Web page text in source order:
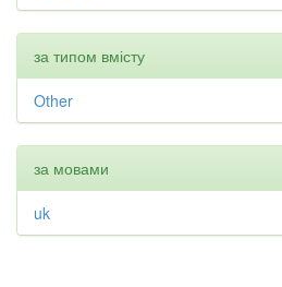
за типом вмісту
Other
за мовами
uk